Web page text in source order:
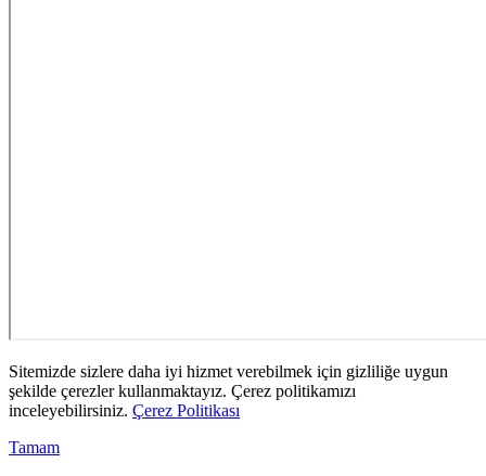
Sitemizde sizlere daha iyi hizmet verebilmek için gizliliğe uygun
şekilde çerezler kullanmaktayız. Çerez politikamızı
inceleyebilirsiniz. Çerez Politikası
Tamam